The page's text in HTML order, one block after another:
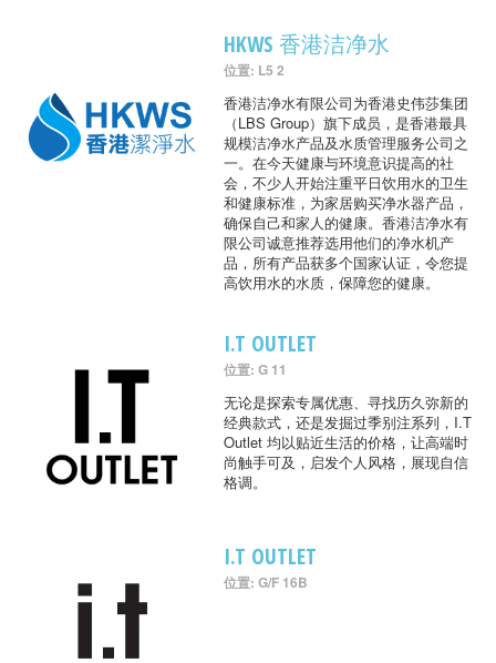
HKWS 香港洁净水
位置: L5 2
香港洁净水有限公司为香港史伟莎集团
（LBS Group）旗下成员，是香港最具
规模洁净水产品及水质管理服务公司之
一。在今天健康与环境意识提高的社
会，不少人开始注重平日饮用水的卫生
和健康标准，为家居购买净水器产品，
确保自己和家人的健康。香港洁净水有
限公司诚意推荐选用他们的净水机产
品，所有产品获多个国家认证，令您提
高饮用水的水质，保障您的健康。
I.T OUTLET
位置: G 11
无论是探索专属优惠、寻找历久弥新的
经典款式，还是发掘过季别注系列，I.T
Outlet 均以贴近生活的价格，让高端时
尚触手可及，启发个人风格，展现自信
格调。
I.T OUTLET
位置: G/F 16B